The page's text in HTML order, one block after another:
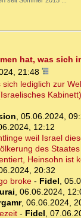
hat, was sich
21:48
lediglich zur
, 05.06.2024,
12:12
weil Israel
des
Heinsohn ist
20:32
broke- Fidel,
, 06.06.2024,
, 06.06.2024,
- Fidel,